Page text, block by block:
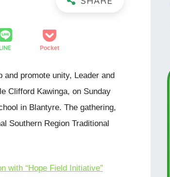
Pocket
promote unity, Leader and
Clifford Kawinga, on Sunday
in Blantyre. The gathering,
Southern Region Traditional
with “Hope Field Initiative”